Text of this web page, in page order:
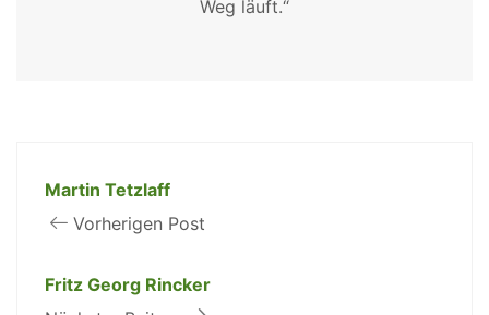
Weg läuft.“
Martin Tetzlaff
Vorherigen Post
Fritz Georg Rincker